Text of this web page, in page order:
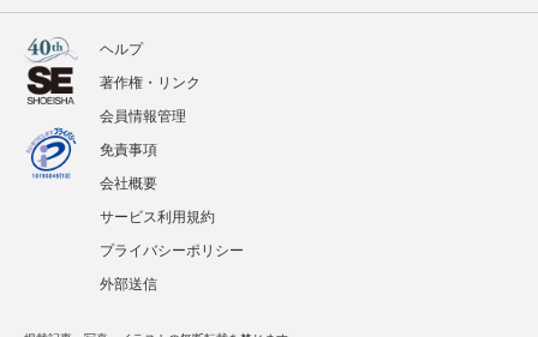
ヘルプ
著作権・リンク
会員情報管理
免責事項
会社概要
サービス利用規約
プライバシーポリシー
外部送信